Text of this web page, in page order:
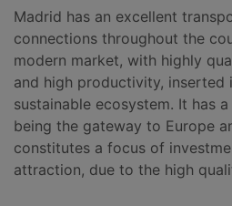
Madrid has an excellent
connections throughout the
modern market, with highly
and high productivity, inserted
sustainable ecosystem. It has
being the gateway to Europe
constitutes a focus of
attraction, due to the high